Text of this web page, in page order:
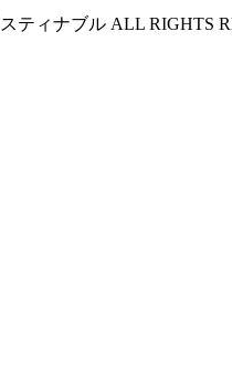
ティナブル ALL RIGHTS